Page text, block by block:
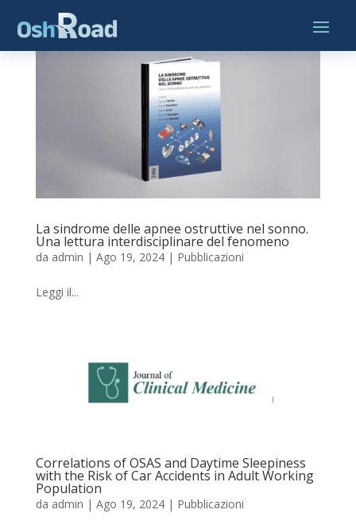
La sindrome delle apnee ostruttive nel sonno.
Una lettura interdisciplinare del fenomeno
da admin | Ago 19, 2024| Pubblicazioni
Leggi il...
Correlations of OSAS and Daytime Sleepiness
with the Risk of Car Accidents in Adult Working
Population
da admin | Ago 19, 2024| Pubblicazioni